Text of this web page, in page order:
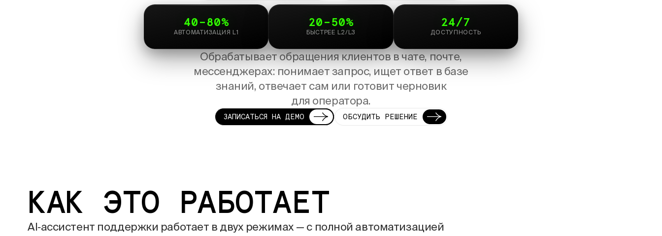
40 – 80%
АВТОМАТИЗАЦИЯ L1
20 – 50%
БЫСТРЕЕ L2/L3
24/7
ДОСТУПНОСТЬ
Обрабатывает обращения клиентов вчате, почте,
мессенджерах: понимает запрос, ищет ответ в базе
знаний, отвечает сам или готовит черновик
для оператора.
ЗАПИСАТЬСЯ НА ДЕМО ОБСУДИТЬ РЕШЕНИЕ
КАК ЭТО РАБОТАЕТ
AI‑ассистент поддержки работает в двух режимах — с полной автоматизацией